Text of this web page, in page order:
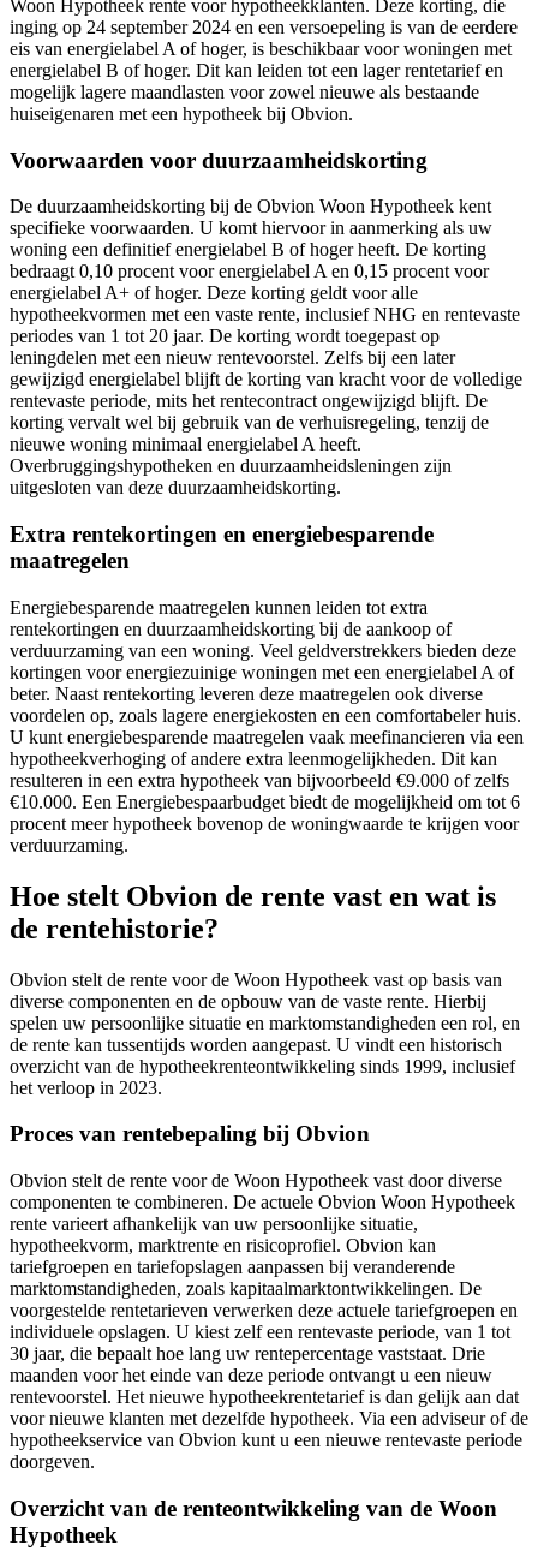
Woon Hypotheek rente voor hypotheekklanten. Deze korting, die
inging op 24 september 2024 en een versoepeling is van de eerdere
eis van energielabel A of hoger, is beschikbaar voor woningen met
energielabel B of hoger. Dit kan leiden tot een lager rentetarief en
mogelijk lagere maandlasten voor zowel nieuwe als bestaande
huiseigenaren met een hypotheek bij Obvion.
Voorwaarden voor duurzaamheidskorting
De duurzaamheidskorting bij de Obvion Woon Hypotheek kent
specifieke voorwaarden. U komt hiervoor in aanmerking als uw
woning een definitief energielabel B of hoger heeft. De korting
bedraagt 0,10 procent voor energielabel A en 0,15 procent voor
energielabel A+ of hoger. Deze korting geldt voor alle
hypotheekvormen met een vaste rente, inclusief NHG en rentevaste
periodes van 1 tot 20 jaar. De korting wordt toegepast op
leningdelen met een nieuw rentevoorstel. Zelfs bij een later
gewijzigd energielabel blijft de korting van kracht voor de volledige
rentevaste periode, mits het rentecontract ongewijzigd blijft. De
korting vervalt wel bij gebruik van de verhuisregeling, tenzij de
nieuwe woning minimaal energielabel A heeft.
Overbruggingshypotheken en duurzaamheidsleningen zijn
uitgesloten van deze duurzaamheidskorting.
Extra rentekortingen en energiebesparende
maatregelen
Energiebesparende maatregelen kunnen leiden tot extra
rentekortingen en duurzaamheidskorting bij de aankoop of
verduurzaming van een woning. Veel geldverstrekkers bieden deze
kortingen voor energiezuinige woningen met een energielabel A of
beter. Naast rentekorting leveren deze maatregelen ook diverse
voordelen op, zoals lagere energiekosten en een comfortabeler huis.
U kunt energiebesparende maatregelen vaak meefinancieren via een
hypotheekverhoging of andere extra leenmogelijkheden. Dit kan
resulteren in een extra hypotheek van bijvoorbeeld €9.000 of zelfs
€10.000. Een Energiebespaarbudget biedt de mogelijkheid om tot 6
procent meer hypotheek bovenop de woningwaarde te krijgen voor
verduurzaming.
Hoe stelt Obvion de rente vast en wat is
de rentehistorie?
Obvion stelt de rente voor de Woon Hypotheek vast op basis van
diverse componenten en de opbouw van de vaste rente. Hierbij
spelen uw persoonlijke situatie en marktomstandigheden een rol, en
de rente kan tussentijds worden aangepast. U vindt een historisch
overzicht van de hypotheekrenteontwikkeling sinds 1999, inclusief
het verloop in 2023.
Proces van rentebepaling bij Obvion
Obvion stelt de rente voor de Woon Hypotheek vast door diverse
componenten te combineren. De actuele Obvion Woon Hypotheek
rente varieert afhankelijk van uw persoonlijke situatie,
hypotheekvorm, marktrente en risicoprofiel. Obvion kan
tariefgroepen en tariefopslagen aanpassen bij veranderende
marktomstandigheden, zoals kapitaalmarktontwikkelingen. De
voorgestelde rentetarieven verwerken deze actuele tariefgroepen en
individuele opslagen. U kiest zelf een rentevaste periode, van 1 tot
30 jaar, die bepaalt hoe lang uw rentepercentage vaststaat. Drie
maanden voor het einde van deze periode ontvangt u een nieuw
rentevoorstel. Het nieuwe hypotheekrentetarief is dan gelijk aan dat
voor nieuwe klanten met dezelfde hypotheek. Via een adviseur of de
hypotheekservice van Obvion kunt u een nieuwe rentevaste periode
doorgeven.
Overzicht van de renteontwikkeling van de Woon
Hypotheek